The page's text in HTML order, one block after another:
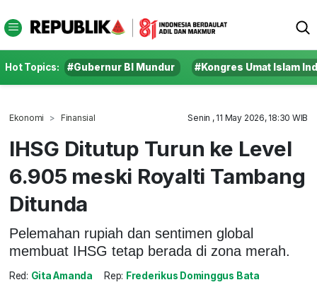
Hot Topics: #Gubernur BI Mundur #Kongres Umat Islam
Ekonomi Finansial Senin , 11 May 2026, 18:30 WIB
IHSG Ditutup Turun ke Level
6.905 meski Royalti Tambang
Ditunda
Pelemahan rupiah dan sentimen global
membuat IHSG tetap berada di zona merah.
Red: Gita Amanda Rep: Frederikus Dominggus Bata